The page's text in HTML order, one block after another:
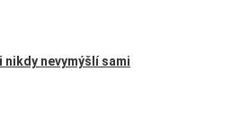
nevymýšlí sami